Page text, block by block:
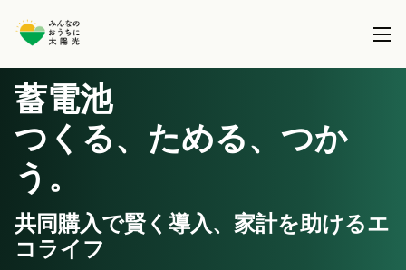
本事業について
共同購入事業とは
事務局について
全国で実施している共同購入事業
製品を選択する
太陽光パネル / 太陽光パネル＋蓄電池
蓄電池 (パネル設置済の方)
ブログ
蓄電池
つくる、ためる、つか
う。
共同購入で賢く導入、家計を助けるエ
コライフ